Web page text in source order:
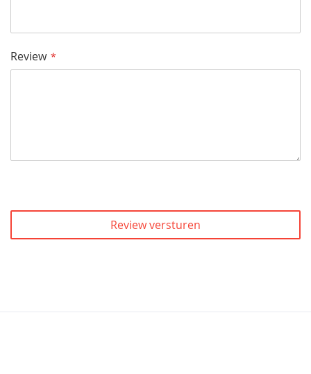
Review
Review versturen